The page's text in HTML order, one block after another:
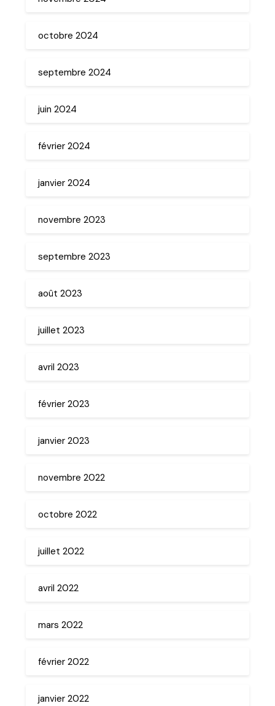
octobre 2024
septembre 2024
juin 2024
février 2024
janvier 2024
novembre 2023
septembre 2023
août 2023
juillet 2023
avril 2023
février 2023
janvier 2023
novembre 2022
octobre 2022
juillet 2022
avril 2022
mars 2022
février 2022
janvier 2022